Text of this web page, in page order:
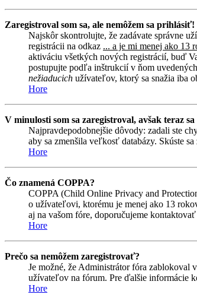
Zaregistroval som sa, ale nemôžem sa prihlásiť!
Najskôr skontrolujte, že zadávate správne
registrácii na odkaz ... a je mi menej ako 13
aktiváciu všetkých nových registrácií, buď
postupujte podľa inštrukcií v ňom
nežiaducich užívateľov, ktorý sa snažia iba
Hore
V minulosti som sa zaregistroval, avšak teraz
Najpravdepodobnejšie dôvody: zadali ste
aby sa zmenšila veľkosť databázy. Skúste
Hore
Čo znamená COPPA?
COPPA (Child Online Privacy and
o užívateľovi, ktorému je menej ako 13
aj na vašom fóre, doporučujeme
Hore
Prečo sa nemôžem zaregistrovať?
Je možné, že Administrátor fóra zablokoval
užívateľov na fórum. Pre ďalšie informácie
Hore